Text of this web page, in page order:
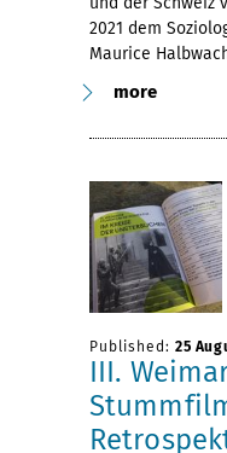
2021 dem
Maurice
more
Published: 25
III.